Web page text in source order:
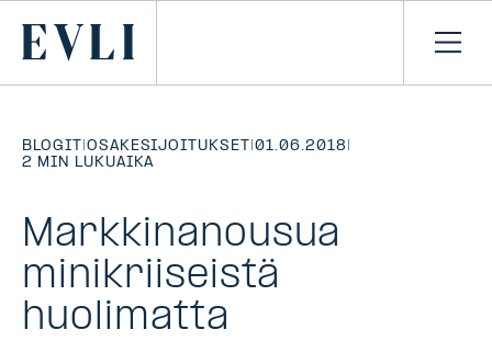
Primary
Avaa
BLOGIT |OSAKESIJOITUKSET |01.06.2018 |
2 MIN LUKUAIKA
Markkinanousua
minikriiseistä
huolimatta